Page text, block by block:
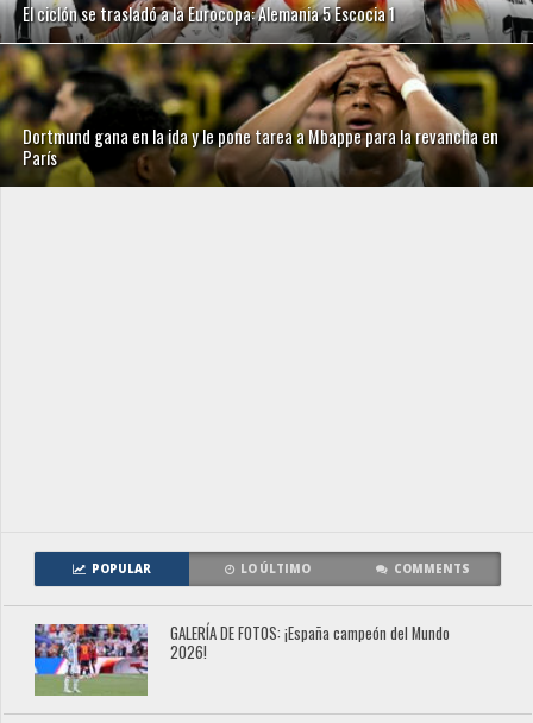
El ciclón se trasladó a la Eurocopa: Alemania 5 Escocia 1
Dortmund gana en la ida y le pone tarea a Mbappe para la revancha en
París
POPULAR LO ÚLTIMO COMMENTS
GALERÍA DE FOTOS: ¡España campeón del Mundo
2026!